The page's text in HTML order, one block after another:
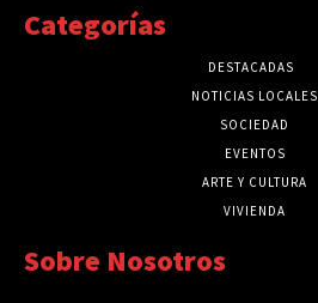
Categorías
DESTACADAS
NOTICIAS LOCALES
SOCIEDAD
EVENTOS
ARTE Y CULTURA
VIVIENDA
Sobre Nosotros